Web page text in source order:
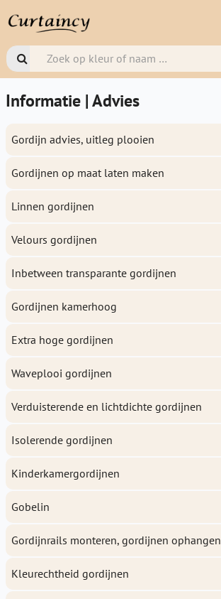
Informatie | Advies
Gordijn advies, uitleg plooien
Gordijnen op maat laten maken
Linnen gordijnen
Velours gordijnen
Inbetween transparante gordijnen
Gordijnen kamerhoog
Extra hoge gordijnen
Waveplooi gordijnen
Verduisterende en lichtdichte gordijnen
Isolerende gordijnen
Kinderkamergordijnen
Gobelin
Gordijnrails monteren, gordijnen ophangen
Kleurechtheid gordijnen